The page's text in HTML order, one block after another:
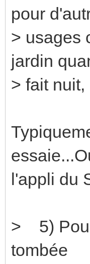
pour
> usages
jardin
> fait
l'appli du
> 5) Pour
tombée